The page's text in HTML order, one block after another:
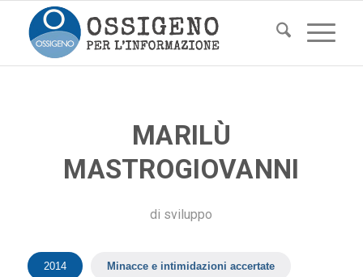
MARILÙ
MASTROGIOVANNI
di sviluppo
2014 Minacce e intimidazioni accertate